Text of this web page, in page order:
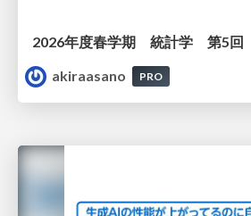
akiraasano
PRO